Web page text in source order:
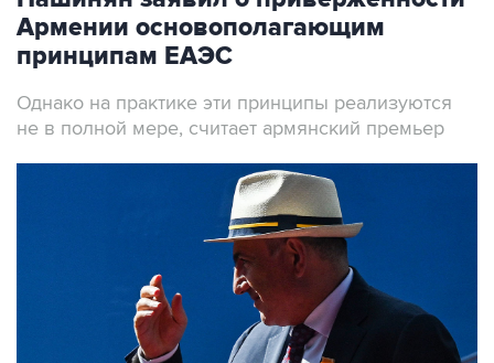
Армении основополагающим
принципам ЕАЭС
Однако на практике эти принципы реализуются
не в полной мере, считает армянский премьер